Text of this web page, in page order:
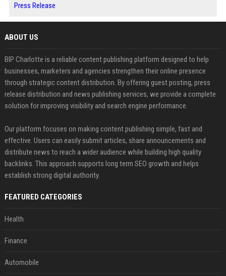
Press Release
ABOUT US
BIP Charlotte is a reliable content publishing platform designed to help
businesses, marketers and agencies strengthen their online presence
through strategic content distribution. By offering guest posting, press
release distribution and news publishing services, we provide a complete
solution for improving visibility and search engine performance.
Our platform focuses on making content publishing simple, fast and
effective. Users can easily submit articles, share announcements and
distribute news to reach a wider audience while building high quality
backlinks. This approach supports long term SEO growth and helps
establish strong digital authority.
FEATURED CATEGORIES
Health
Finance
Automobile